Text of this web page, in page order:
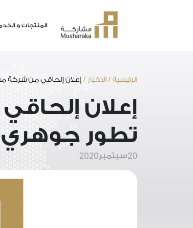
المنتجات و
الرئيسية /الاخبار / إعلان إلحاقي من شركة
إعلان
تطور
20سبتمبر 2020